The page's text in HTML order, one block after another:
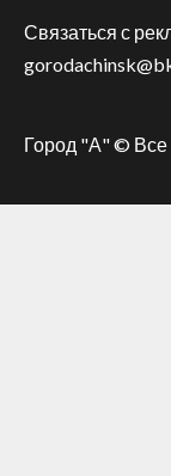
Связаться с
Город "А" ©